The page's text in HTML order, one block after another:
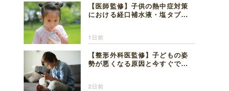
【医師監修】子供の熱中症対策
における経口補水液・塩タブレ
1日前
【整形外科医監修】子どもの姿
勢が悪くなる原因と今すぐでき
2日前